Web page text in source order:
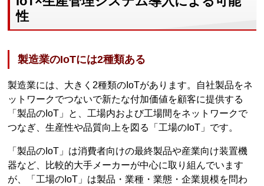
性
製造業のIoTには2種類ある
製造業には、大きく2種類のIoTがあります。自社製品をネ
ットワークでつないで新たな付加価値を顧客に提供する
「製品のIoT」と、工場内および工場間をネットワークで
つなぎ、生産性や品質向上を図る「工場のIoT」です。
「製品のIoT」は消費者向けの最終製品や産業向け装置機
器など、比較的大手メーカーが中心に取り組んでいます
が、「工場のIoT」は製品・業種・業態・企業規模を問わ